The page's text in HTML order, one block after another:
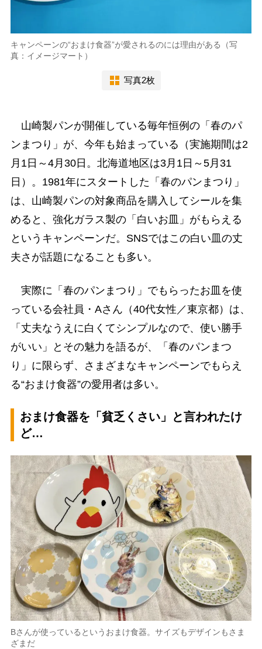
キャンペーンの“おまけ食器”が愛されるのには理由がある（写
真：イメージマート）
写真2枚
山崎製パンが開催している毎年恒例の「春のパ
ンまつり」が、今年も始まっている（実施期間は2
月1日～4月30日。北海道地区は3月1日～5月31
日）。1981年にスタートした「春のパンまつり」
は、山崎製パンの対象商品を購入してシールを集
めると、強化ガラス製の「白いお皿」がもらえる
というキャンペーンだ。SNSではこの白い皿の丈
夫さが話題になることも多い。
実際に「春のパンまつり」でもらったお皿を使
っている会社員・Aさん（40代女性／東京都）は、
「丈夫なうえに白くてシンプルなので、使い勝手
がいい」とその魅力を語るが、「春のパンまつ
り」に限らず、さまざまなキャンペーンでもらえ
る“おまけ食器”の愛用者は多い。
おまけ食器を「貧乏くさい」と言われたけ
ど…
Bさんが使っているというおまけ食器。サイズもデザインもさま
ざまだ